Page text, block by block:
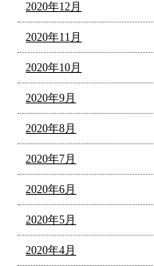
2020年12月
2020年11月
2020年10月
2020年9月
2020年8月
2020年7月
2020年6月
2020年5月
2020年4月